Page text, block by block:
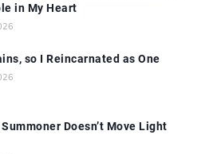
in My Heart
so I Reincarnated as One
Doesn’t Move Light